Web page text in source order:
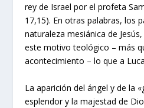
rey de Israel por el profeta
17,15). En otras palabras, los
naturaleza mesiánica de
este motivo teológico – más
acontecimiento – lo que a
La aparición del ángel y de la
esplendor y la majestad de